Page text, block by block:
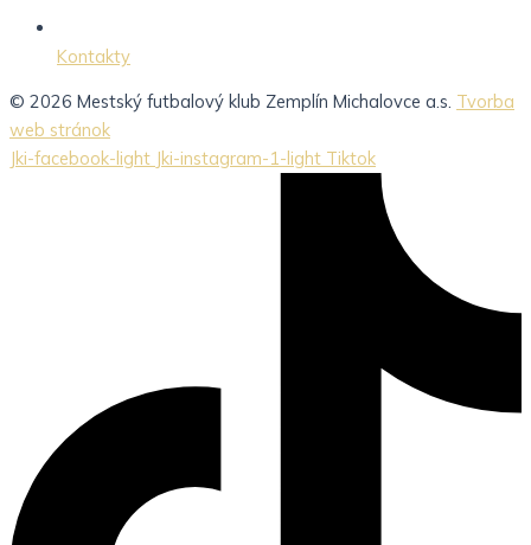
Kontakty
© 2026 Mestský futbalový klub Zemplín Michalovce a.s. Tvorba
web stránok
Jki-facebook-light Jki-instagram-1-light Tiktok